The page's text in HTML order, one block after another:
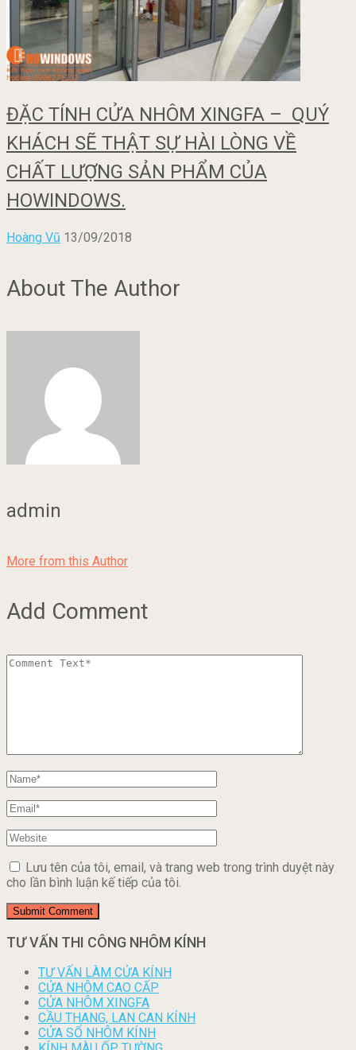
ĐẶC TÍNH CỬA NHÔM XINGFA – QUÝ
KHÁCH SẼ THẬT SỰ HÀI LÒNG VỀ
CHẤT LƯỢNG SẢN PHẨM CỦA
HOWINDOWS.
Hoàng Vũ 13/09/2018
About The Author
admin
More from this Author
Add Comment
Lưu tên của tôi, email, và trang web trong trình duyệt này
cho lần bình luận kế tiếp của tôi.
TƯ VẤN THI CÔNG NHÔM KÍNH
TƯ VẤN LÀM CỬA KÍNH
CỬA NHÔM CAO CẤP
CỬA NHÔM XINGFA
CẦU THANG, LAN CAN KÍNH
CỬA SỔ NHÔM KÍNH